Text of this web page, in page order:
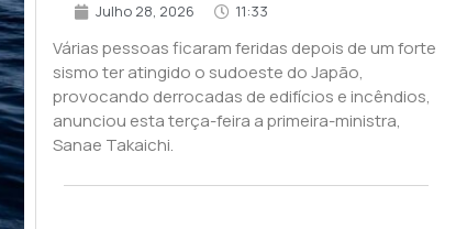
Julho 28, 2026 11:33
Várias pessoas ficaram feridas depois de um forte
sismo ter atingido o sudoeste do Japão,
provocando derrocadas de edifícios e incêndios,
anunciou esta terça-feira a primeira-ministra,
Sanae Takaichi.